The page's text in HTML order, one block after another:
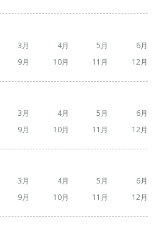
3 4 5
6
9 10 11 12
3 4 5
6
9 10 11 12
3 4 5
6
9 10 11 12